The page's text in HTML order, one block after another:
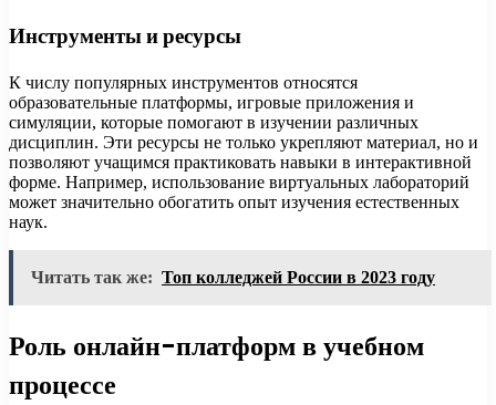
Инструменты и ресурсы
К числу популярных инструментов относятся
образовательные платформы, игровые приложения и
симуляции, которые помогают в изучении различных
дисциплин. Эти ресурсы не только укрепляют материал, но и
позволяют учащимся практиковать навыки в интерактивной
форме. Например, использование виртуальных лабораторий
может значительно обогатить опыт изучения естественных
наук.
Читать так же: Топ колледжей России в 2023 году
Роль онлайн-платформ в учебном
процессе